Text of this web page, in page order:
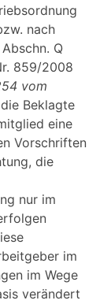
nach
Q
859/2008
vom
Beklagte
eine
Vorschriften
die
nur im
im
im Wege
verändert